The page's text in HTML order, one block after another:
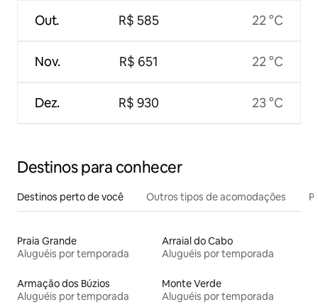
Out.
Nov.
Dez.
R$ 585
R$ 651
R$ 930
22 °C
22 °C
23 °C
Destinos para conhecer
Destinos perto de você Outros tipos de acomodações
Praia Grande
Aluguéis por temporada
Arraial do Cabo
Aluguéis por temporada
Armação dos Búzios
Aluguéis por temporada
Monte Verde
Aluguéis por temporada